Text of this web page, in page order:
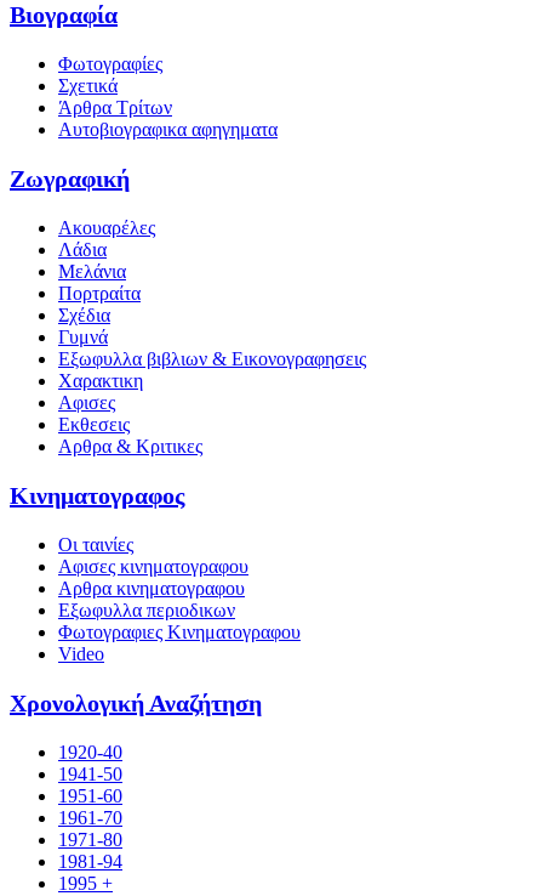
Βιογραφία
Φωτογραφίες
Σχετικά
Άρθρα Τρίτων
Αυτοβιογραφικα αφηγηματα
Ζωγραφική
Ακουαρέλες
Λάδια
Μελάνια
Πορτραίτα
Σχέδια
Γυμνά
Εξωφυλλα βιβλιων & Εικονογραφησεις
Χαρακτικη
Αφισες
Εκθεσεις
Αρθρα & Κριτικες
Κινηματογραφος
Οι ταινίες
Αφισες κινηματογραφου
Αρθρα κινηματογραφου
Εξωφυλλα περιοδικων
Φωτογραφιες Κινηματογραφου
Video
Χρονολογική Αναζήτηση
1920-40
1941-50
1951-60
1961-70
1971-80
1981-94
1995 +